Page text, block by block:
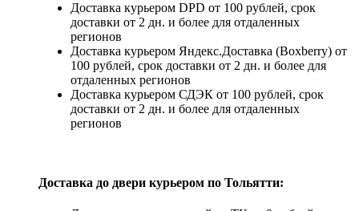
Доставка курьером DPD от 100 рублей, срок
доставки от 2 дн. и более для отдаленных
регионов
Доставка курьером Яндекс.Доставка (Boxberry) от
100 рублей, срок доставки от 2 дн. и более для
отдаленных регионов
Доставка курьером СДЭК от 100 рублей, срок
доставки от 2 дн. и более для отдаленных
регионов
Доставка до двери курьером по Тольятти: